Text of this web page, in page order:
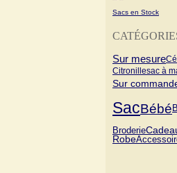
Sacs en Stock
Sur mesure
Citronillesac à
Sur
SacBébé
Broderie
Robe